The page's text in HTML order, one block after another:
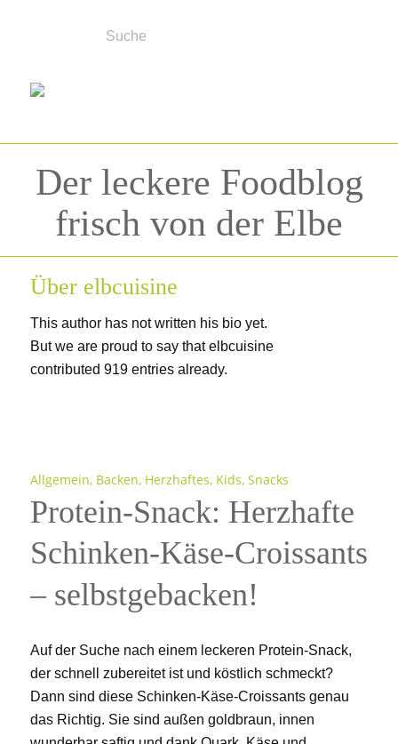
Der leckere Foodblog
frisch von der Elbe
Über elbcuisine
This author has not written his bio yet.
But we are proud to say thatelbcuisine
contributed 919 entries already.
Allgemein, Backen, Herzhaftes, Kids, Snacks
Protein-Snack: Herzhafte
Schinken-Käse-Croissants
– selbstgebacken!
Auf der Suche nach einem leckeren Protein-Snack,
der schnell zubereitet ist und köstlich schmeckt?
Dann sind diese Schinken-Käse-Croissants genau
das Richtig. Sie sind außen goldbraun, innen